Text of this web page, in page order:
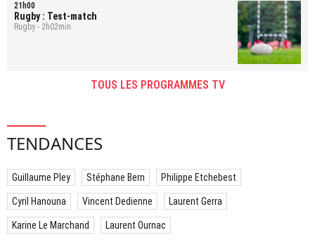
21h00
Rugby : Test-match
Rugby - 2h02min.
TOUS LES PROGRAMMES TV
TENDANCES
Guillaume Pley Stéphane Bern Philippe Etchebest
Cyril Hanouna Vincent Dedienne Laurent Gerra
Karine Le Marchand Laurent Ournac